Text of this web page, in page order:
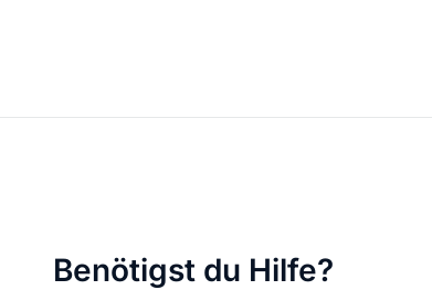
Benötigst du Hilfe?